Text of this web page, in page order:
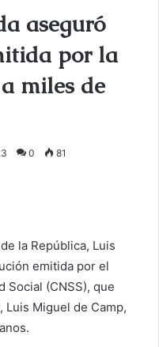
aseguró
por la
miles de
0 81
la República, Luis
emitida por el
Social (CNSS), que
Miguel de Camp,